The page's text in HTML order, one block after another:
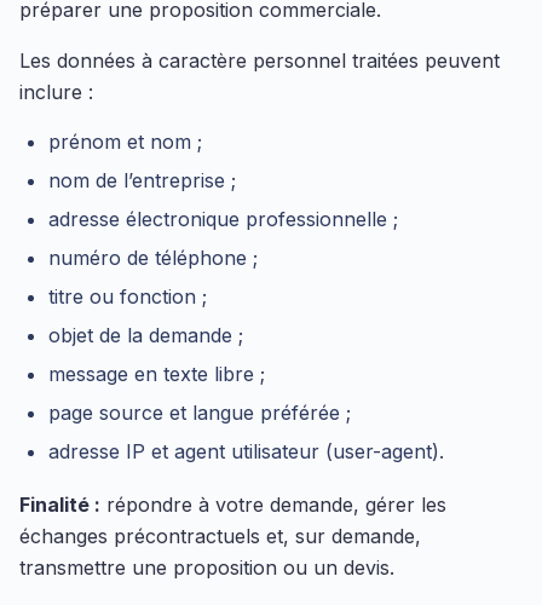
préparer une proposition commerciale.
Les données à caractère personnel traitées peuvent
inclure :
prénom et nom ;
nom de l’entreprise ;
adresse électronique professionnelle ;
numéro de téléphone ;
titre ou fonction ;
objet de la demande ;
message en texte libre ;
page source et langue préférée ;
adresse IP et agent utilisateur (user-agent).
Finalité : répondre à votre demande, gérer les
échanges précontractuels et, sur demande,
transmettre une proposition ou un devis.